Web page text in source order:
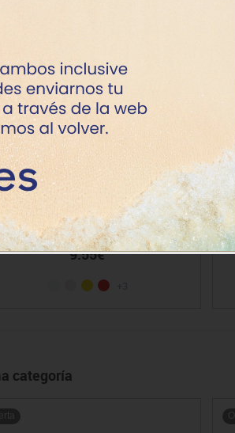
Letratag plástico 12 mm x 4 m
Precio desde
9.55€
categoría